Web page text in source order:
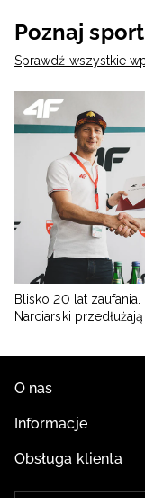
Poznaj
Sprawdź wszystkie
Blisko 20 lat
Narciarski
O nas
Informacje
Obsługa klienta